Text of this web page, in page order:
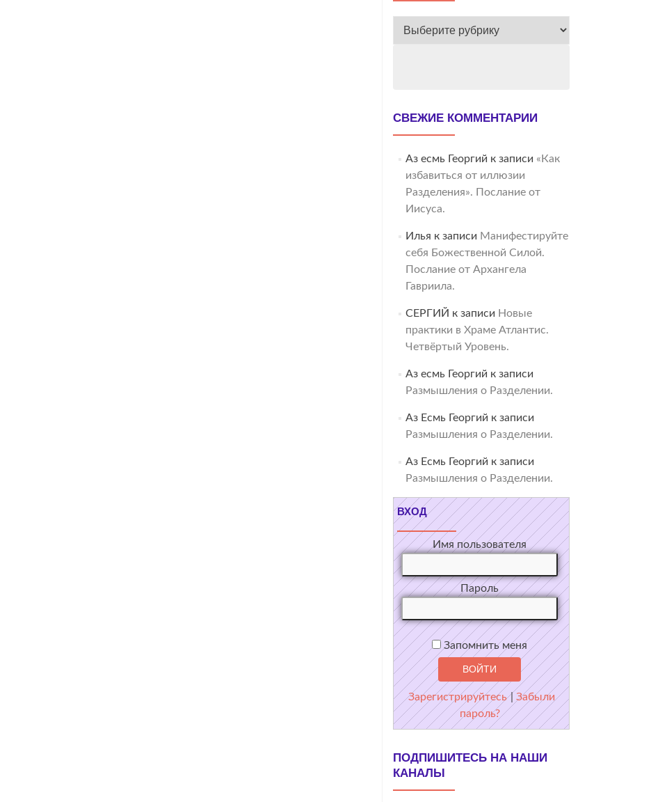
ВЕСЬ
СВЕЖИЕ КОММЕНТАРИИ
Аз есмь Георгий к записи «Как
избавиться от иллюзии
Разделения». Послание от
Иисуса.
Илья к записи Манифестируйте
себя Божественной Силой.
Послание от Архангела
Гавриила.
СЕРГИЙ к записи Новые
практики в Храме Атлантис.
Четвёртый Уровень.
Аз есмь Георгий к записи
Размышления о Разделении.
Аз Есмь Георгий к записи
Размышления о Разделении.
Аз Есмь Георгий к записи
Размышления о Разделении.
ВХОД
Имя пользователя
Пароль
Запомнить меня
Зарегистрируйтесь | Забыли
пароль?
ПОДПИШИТЕСЬ НА НАШИ
КАНАЛЫ